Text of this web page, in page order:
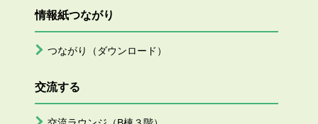
情報紙つながり
つながり（ダウンロード）
交流する